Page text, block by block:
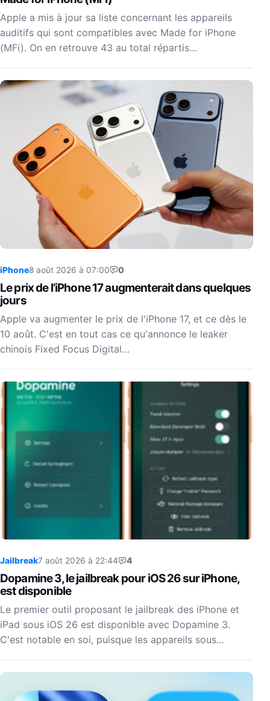
Apple a mis à jour sa liste concernant les appareils
auditifs qui sont compatibles avec Made for iPhone
(MFi). On en retrouve 43 au total répartis…
iPhone8 août 2026 à 07:00 0
Le prix de l’iPhone 17 augmenterait dans quelques
jours
Apple va augmenter le prix de l'iPhone 17, et ce dès le
10 août. C'est en tout cas ce qu'annonce le leaker
chinois Fixed Focus Digital…
Jailbreak7 août 2026 à 22:44 4
Dopamine 3, le jailbreak pour iOS 26 sur iPhone,
est disponible
Le premier outil proposant le jailbreak des iPhone et
iPad sous iOS 26 est disponible avec Dopamine 3.
C'est notable en soi, puisque les appareils sous…